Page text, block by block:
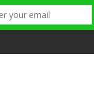
centru cultural